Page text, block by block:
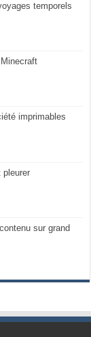
temporels
imprimables
pleurer
sur grand